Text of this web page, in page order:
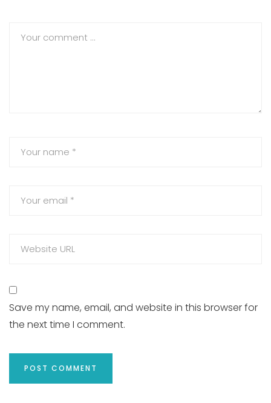
Save my name, email, and website in this browser for
the next time I comment.